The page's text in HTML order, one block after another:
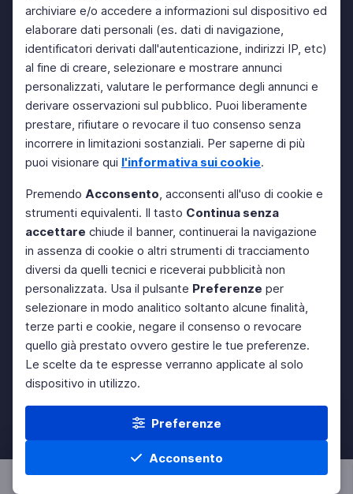
archiviare e/o accedere a informazioni sul dispositivo ed
elaborare dati personali (es. dati di navigazione,
identificatori derivati dall'autenticazione, indirizzi IP, etc)
al fine di creare, selezionare e mostrare annunci
personalizzati, valutare le performance degli annunci e
derivare osservazioni sul pubblico. Puoi liberamente
prestare, rifiutare o revocare il tuo consenso senza
incorrere in limitazioni sostanziali. Per saperne di più
puoi visionare qui l'informativa sui cookie.
Premendo Acconsento, acconsenti all'uso di cookie e
strumenti equivalenti. Il tasto Continua senza
accettare chiude il banner, continuerai la navigazione
in assenza di cookie o altri strumenti di tracciamento
diversi da quelli tecnici e riceverai pubblicità non
personalizzata. Usa il pulsante Preferenze per
selezionare in modo analitico soltanto alcune finalità,
terze parti e cookie, negare il consenso o revocare
quello già prestato ovvero gestire le tue preferenze.
Le scelte da te espresse verranno applicate al solo
dispositivo in utilizzo.
Preferenze
Acconsento